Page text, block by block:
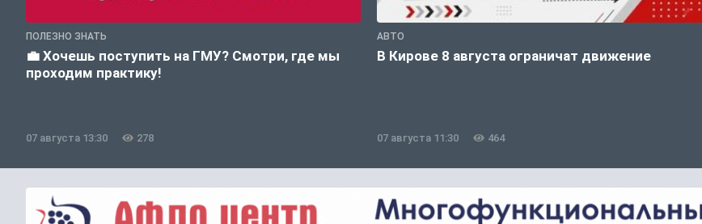
ПОЛЕЗНО ЗНАТЬ
💼 Хочешь поступить на ГМУ? Смотри, где мы
проходим практику!
07 августа 13:30 278
АВТО
В Кирове 8 августа ограничат движение
07 августа 11:30 464